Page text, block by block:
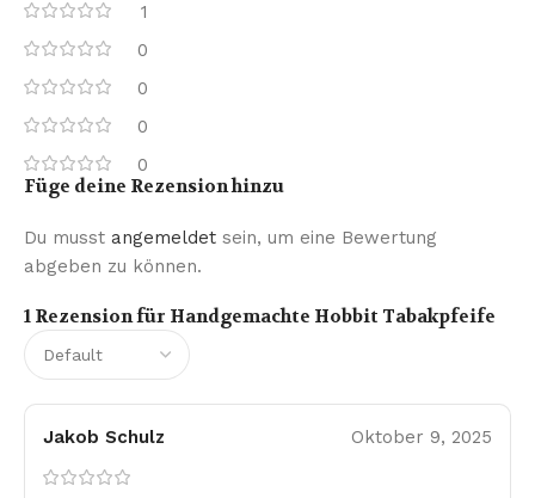
1
0
0
0
0
1 Rezension für Handgemachte Hobbit Tabakpfeife
Jakob Schulz Oktober 9, 2025
Füge deine Rezension hinzu
Du musst angemeldet sein, um eine Bewertung
abgeben zu können.